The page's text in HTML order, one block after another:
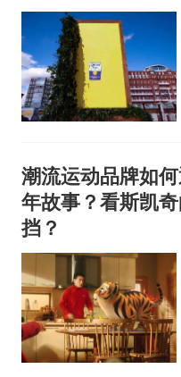
潮流运动品牌如
年故事？看斯凯
挡？